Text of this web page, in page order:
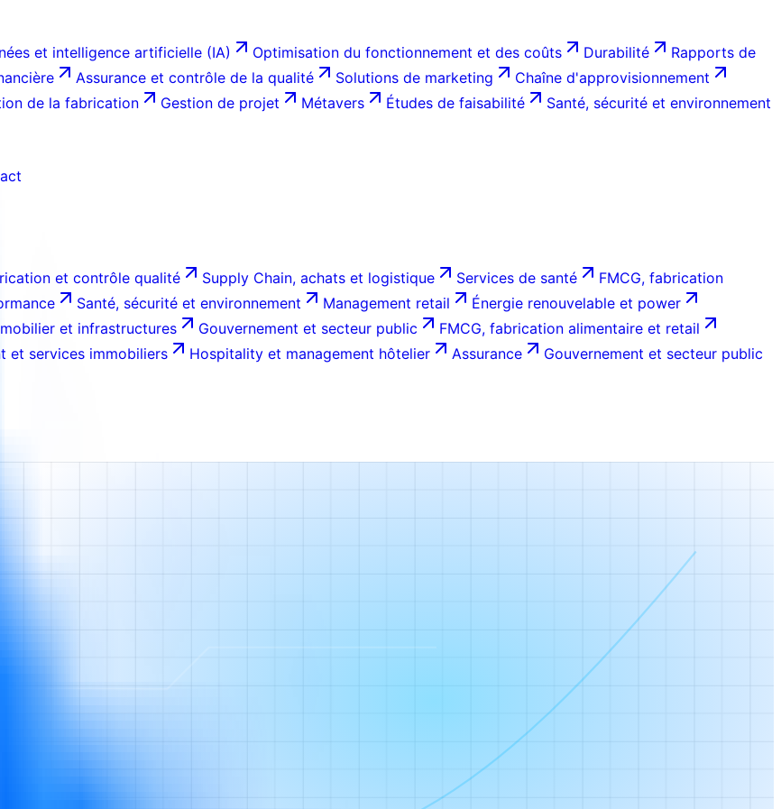
et intelligence artificielle (IA) Optimisation du fonctionnement et des coûts Durabilité
Rapports de
Assurance et contrôle de la qualité Solutions de marketing
Chaîne d'approvisionnement
de la fabrication Gestion de projet Métavers Études de faisabilité
Santé, sécurité et environnement
et contrôle qualité Supply Chain, achats et logistique Services de santé
FMCG, fabrication
Santé, sécurité et environnement Management retail
Énergie renouvelable et power
et infrastructures Gouvernement et secteur public
FMCG, fabrication alimentaire et retail
et services immobiliers Hospitality et management hôtelier Assurance
Gouvernement et secteur public